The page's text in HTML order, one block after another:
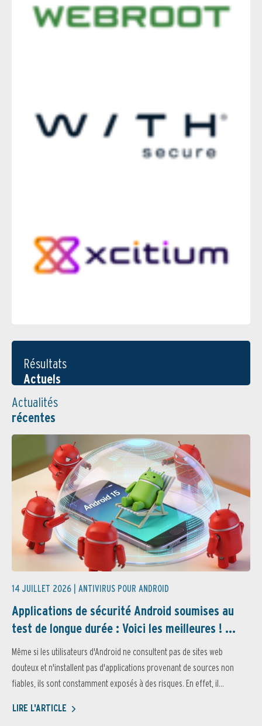
Résultats
Actuels
Actualités
récentes
14 JUILLET 2026 | ANTIVIRUS POUR ANDROID
Applications de sécurité Android soumises au
test de longue durée : Voici les meilleures ! ...
Même si les utilisateurs d'Android ne consultent pas de sites web
douteux et n'installent pas d'applications provenant de sources non
fiables, ils sont constamment exposés à des risques. En effet, il...
LIRE L'ARTICLE